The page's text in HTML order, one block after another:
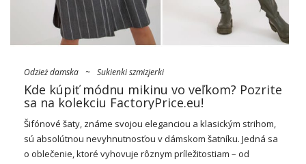
Odzież damska ~ Sukienki szmizjerki
Kde kúpiť módnu mikinu vo veľkom? Pozrite
sa na kolekciu FactoryPrice.eu!
Šifónové šaty, známe svojou eleganciou a klasickým strihom,
sú absolútnou nevyhnutnosťou v dámskom šatníku. Jedná sa
o oblečenie, ktoré vyhovuje rôznym príležitostiam – od